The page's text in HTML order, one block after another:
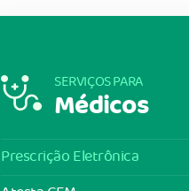
SERVIÇOS PARA
Médicos
Prescrição Eletrônica